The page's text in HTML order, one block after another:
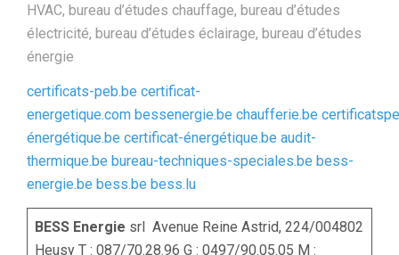
HVAC, bureau d’études chauffage, bureau d’études
électricité, bureau d’études éclairage, bureau d’études
énergie
certificats-peb.be certificat-
energetique.com bessenergie.be chaufferie.be
énergétique.be certificat-énergétique.be audit-
thermique.be bureau-techniques-speciales.be bess-
energie.be bess.be bess.lu
BESS Energie srl Avenue Reine Astrid, 224/004802
Heusy T : 087/70.28.96 G : 0497/90.05.05 M :